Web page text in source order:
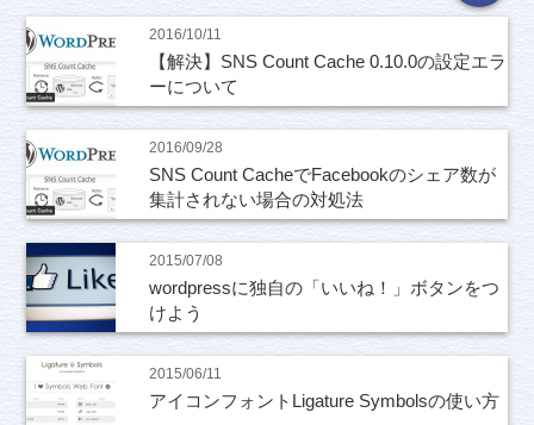
2016/10/11
【解決】SNS Count Cache 0.10.0の設定エラ
ーについて
2016/09/28
SNS Count CacheでFacebookのシェア数が
集計されない場合の対処法
2015/07/08
wordpressに独自の「いいね！」ボタンをつ
けよう
2015/06/11
アイコンフォントLigature Symbolsの使い方